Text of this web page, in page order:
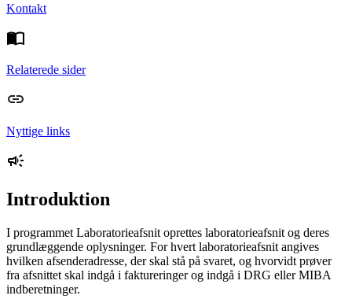
Kontakt
Relaterede sider
Nyttige links
Introduktion
I programmet Laboratorieafsnit oprettes laboratorieafsnit og deres
grundlæggende oplysninger. For hvert laboratorieafsnit angives
hvilken afsenderadresse, der skal stå på svaret, og hvorvidt prøver
fra afsnittet skal indgå i faktureringer og indgå i DRG eller MIBA
indberetninger.